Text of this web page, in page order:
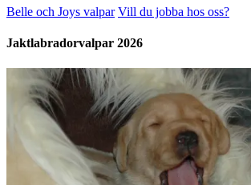
Belle och Joys valpar Vill du jobba hos oss?
Jaktlabradorvalpar 2026